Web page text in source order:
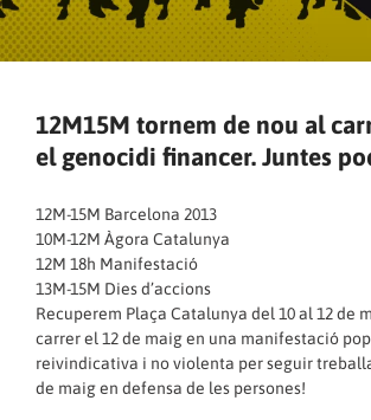
12M15M tornem de nou al
el genocidi financer. Juntes
12M-15M Barcelona 2013
10M-12M Àgora Catalunya
12M 18h Manifestació
13M-15M Dies d’accions
Recuperem Plaça Catalunya del 10 al 12 de
carrer el 12 de maig en una manifestació
reivindicativa i no violenta per seguir
de maig en defensa de les persones!